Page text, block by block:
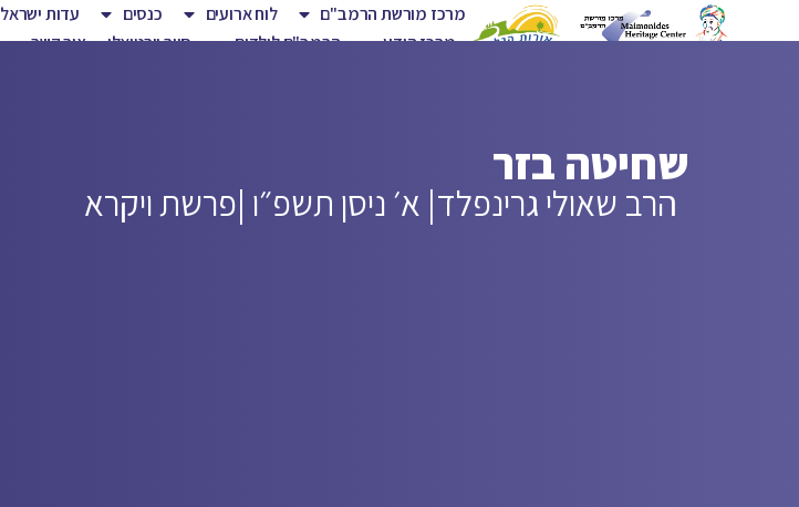
מרכז מורשת הרמב"ם לוח ארועים כנסים עדות ישראל
מרכז הידע
הרמב"ם לילדים סיור וירטואלי צור קשר
שחיטה בזר
הרב שאולי גרינפלד| א׳ ניסן תשפ״ו |פרשת ויקרא